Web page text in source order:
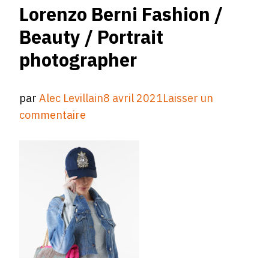
Lorenzo Berni Fashion /
Beauty / Portrait
photographer
parAlec Levillain8 avril 2021Laisser un
commentaire
Berni
Fashion
/
Beauty
/
Portrait
photographer